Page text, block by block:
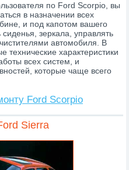
по Ford Scorpio, вы
в назначении всех
и под капотом вашего
зеркала, управлять
автомобиля. В
технические характеристики
всех систем, и
которые чаще всего
Ford Scorpio
Sierra